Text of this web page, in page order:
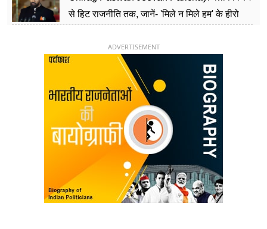
से हिट राजनीति तक, जानें- 'मिले न मिले हम' के हीरो
ADVERTISEMENT